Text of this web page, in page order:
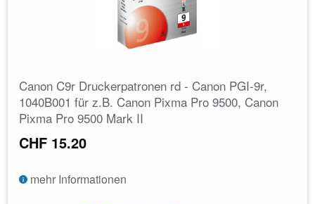
Canon C9r Druckerpatronen rd - Canon PGI-9r,
1040B001 für z.B. Canon Pixma Pro 9500, Canon
Pixma Pro 9500 Mark II
CHF 15.20
mehr Informationen